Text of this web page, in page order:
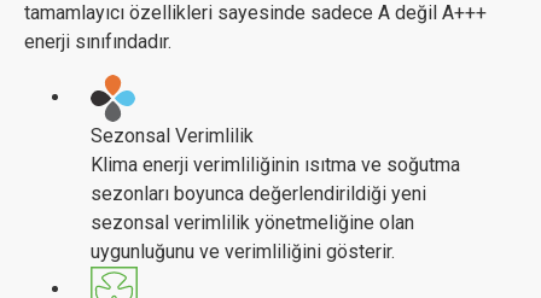
tamamlayıcı özellikleri sayesinde sadece A değil A+++
enerji sınıfındadır.
Sezonsal Verimlilik
Klima enerji verimliliğinin ısıtma ve soğutma
sezonları boyunca değerlendirildiği yeni
sezonsal verimlilik yönetmeliğine olan
uygunluğunu ve verimliliğini gösterir.